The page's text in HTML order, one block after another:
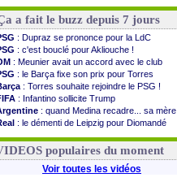
a fait le buzz depuis 7 jours
: Dupraz se prononce pour la LdC
: c'est bouclé pour Akliouche !
: Meunier avait un accord avec le club
: le Barça fixe son prix pour Torres
: Torres souhaite rejoindre le PSG !
: Infantino sollicite Trump
: quand Medina recadre... sa mère
: le démenti de Leipzig pour Diomandé
: le conseiller d'Infantino démissionne !
populaires du moment
Voir toutes les vidéos